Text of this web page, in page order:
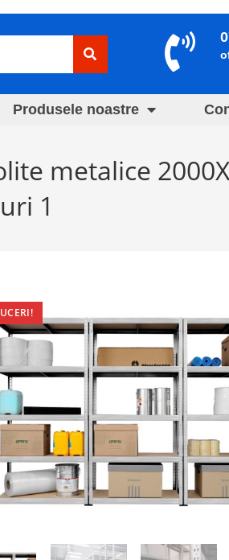
Produsele noastre
metalice
1